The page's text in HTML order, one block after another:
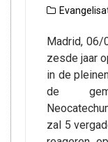
Madrid, 06/
zesde jaar
in de
de
zal 5